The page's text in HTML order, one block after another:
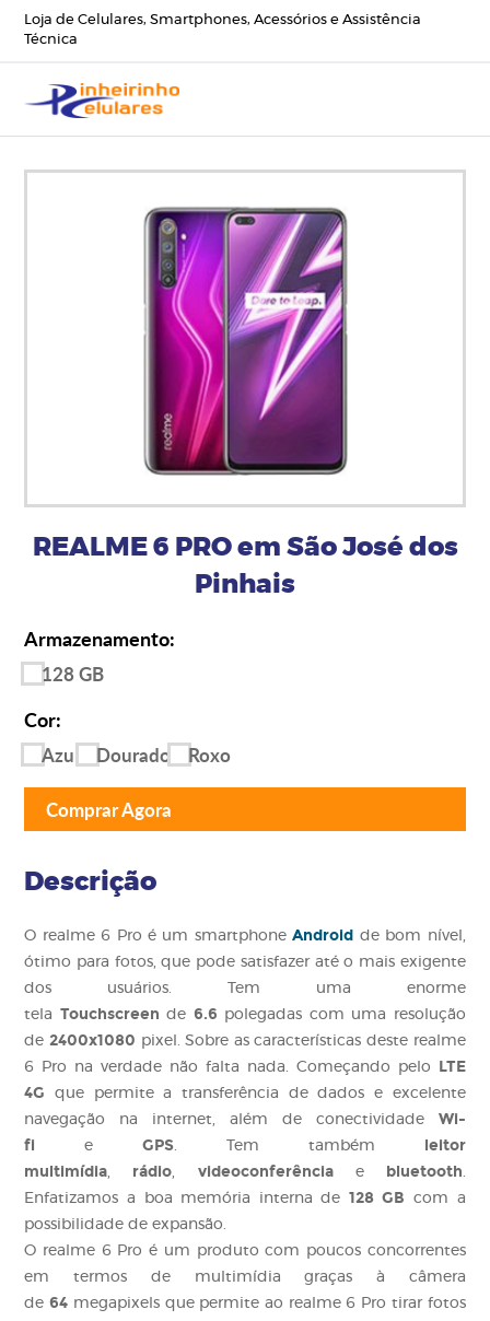
Loja de Celulares, Smartphones, Acessórios e Assistência
Técnica
REALME 6 PRO em São José dos
Pinhais
Armazenamento:
128 GB
Cor:
Azul Dourado Roxo
Comprar Agora
Descrição
O realme 6 Pro é um smartphoneAndroid de bom nível,
ótimo para fotos, que pode satisfazer até o mais exigente
dos usuários. Tem uma enorme
tela Touchscreen de 6.6 polegadas com uma resolução
de2400x1080 pixel. Sobre as características deste realme
6 Pro na verdade não falta nada. Começando pelo
LTE
4G
que permite a transferência de dados e excelente
navegação na internet, além de conectividade Wi-
fi
eGPS. Tem também leitor
multimídia, rádio, videoconferênciae bluetooth.
Enfatizamos a boa memória interna de 128 GB
com a
possibilidade de expansão.
O realme 6 Pro é um produto com poucos concorrentes
em termos de multimídia graças à câmera
de64 megapixels que permite ao realme 6 Pro tirar fotos